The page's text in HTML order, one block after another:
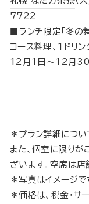
7722
■ランチ限定「冬
コース料理、1ドリ
12月1日～12月
＊プラン詳細につ
また、個室に限り
ざいます。空席は店
＊写真はイメージで
＊価格は、税金・サ